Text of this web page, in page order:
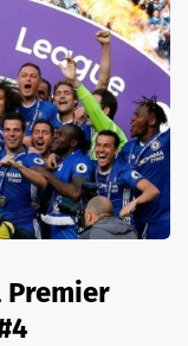
Premier